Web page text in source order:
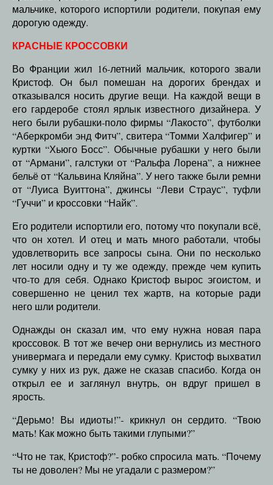
мальчике, которого испортили родители, покупая ему
дорогую одежду.
КРАСНЫЕ КРОССОВКИ
Во Франции жил 16-летний мальчик, которого звали
Кристоф. Он был помешан на дорогих брендах и
отказывался носить другие вещи. На каждой вещи в
его гардеробе стоял ярлык известного дизайнера. У
него были рубашки-поло фирмы “Лакосто”, футболки
“Аберкромби энд Фитч”, свитера “Томми Халфигер” и
куртки “Хьюго Босс”. Обычные рубашки у него были
от “Армани”, галстуки от “Ральфа Лорена”, а нижнее
бельё от “Кальвина Кляйна”. У него также были ремни
от “Луиса Вуиттона”, джинсы “Леви Страус”, туфли
“Гуччи” и кроссовки “Найк”.
Его родители испортили его, потому что покупали всё,
что он хотел. И отец и мать много работали, чтобы
удовлетворить все запросы сына. Они по несколько
лет носили одну и ту же одежду, прежде чем купить
что-то для себя. Однако Кристоф вырос эгоистом, и
совершенно не ценил тех жартв, на которые ради
него шли родители.
Однажды он сказал им, что ему нужна новая пара
кроссовок. В тот же вечер они вернулись из местного
универмага и передали ему сумку. Кристоф выхватил
сумку у них из рук, даже не сказав спасибо. Когда он
открыл ее и заглянул внутрь, он вдруг пришел в
ярость.
“Дерьмо! Вы идиоты!”- крикнул он сердито. “Твою
мать! Как можно быть такими глупыми?”
“Что не так, Кристоф?”- робко спросила мать. “Почему
ты не доволен? Мы не угадали с размером?”